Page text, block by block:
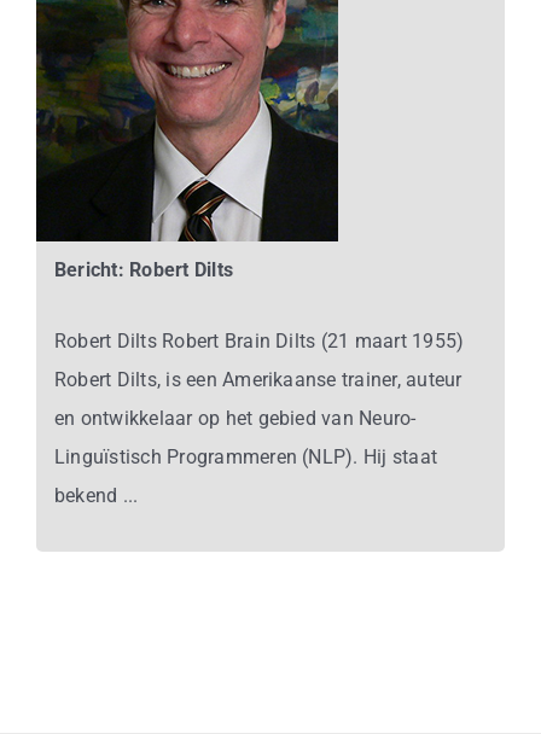
Bericht: Robert Dilts
Robert Dilts Robert Brain Dilts (21 maart 1955)
Robert Dilts, is een Amerikaanse trainer, auteur
en ontwikkelaar op het gebied van Neuro-
Linguïstisch Programmeren (NLP). Hij staat
bekend ...